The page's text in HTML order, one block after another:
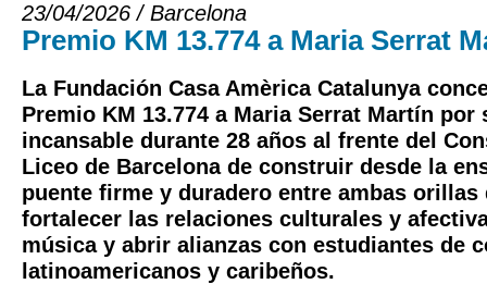
23/04/2026 / Barcelona
Premio KM 13.774 a Maria Serrat
La Fundación Casa Amèrica Catalunya
Premio KM 13.774 a Maria Serrat Martín por
incansable durante 28 años al frente del
Liceo de Barcelona de construir desde la
puente firme y duradero entre ambas
fortalecer las relaciones culturales y
música y abrir alianzas con estudiantes de
latinoamericanos y caribeños.